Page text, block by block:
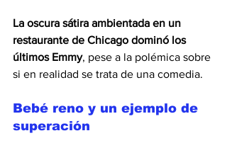
La oscura sátira ambientada en un
restaurante de Chicago dominó los
últimos Emmy, pese a la polémica sobre
si en realidad se trata de una comedia.
Bebé reno y un ejemplo de
superación